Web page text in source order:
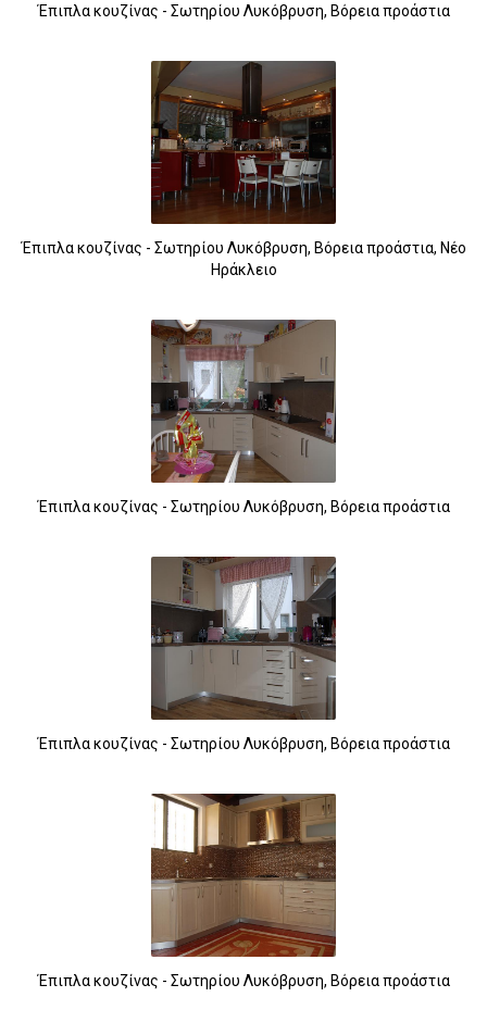
Έπιπλα κουζίνας - Σωτηρίου Λυκόβρυση, Βόρεια προάστια
Έπιπλα κουζίνας - Σωτηρίου Λυκόβρυση, Βόρεια προάστια, Νέο
Ηράκλειο
Έπιπλα κουζίνας - Σωτηρίου Λυκόβρυση, Βόρεια προάστια
Έπιπλα κουζίνας - Σωτηρίου Λυκόβρυση, Βόρεια προάστια
Έπιπλα κουζίνας - Σωτηρίου Λυκόβρυση, Βόρεια προάστια